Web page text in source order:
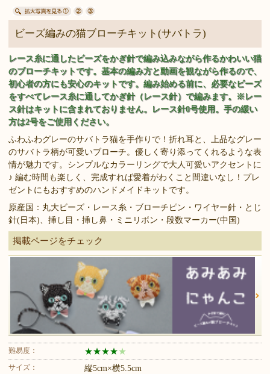
ビーズ編みの猫ブローチキット(サバトラ)
レース糸に通したビーズをかぎ針で編み込みながら作るかわいい猫
のブローチキットです。基本の編み方と動画を観ながら作るので、
初心者の方にも安心のキットです。編み始める前に、必要なビーズ
をすべてレース糸に通してかぎ針（レース針）で編みます。※レー
ス針はキットに含まれておりません。レース針0号使用。手の緩い
方は2号をご使用ください。
ふわふわグレーのサバトラ猫を手作りで！折れ耳と、上品なグレー
のサバトラ柄が可愛いブローチ。優しく寄り添ってくれるような表
情が魅力です。シンプルなカラーリングで大人可愛いアクセントに
♪ 編む時間も楽しく、完成すれば愛着がわくこと間違いなし！プレ
ゼントにもおすすめのハンドメイドキットです。
原産国：丸大ビーズ・レース糸・ブローチピン・ワイヤー針・とじ
針(日本)、挿し目・挿し鼻・ミニリボン・段数マーカー(中国)
掲載ページをチェック
難易度： ★★★★ ★
サイズ： 縦5cm×横5.5cm